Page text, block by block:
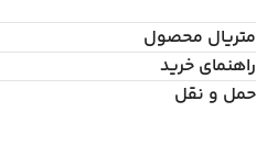
متریال محصول
راهنمای خرید
حمل و نقل